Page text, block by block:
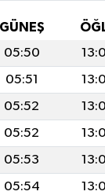
GÜNEŞ
05:50
05:51
05:52
05:52
05:53
05:54